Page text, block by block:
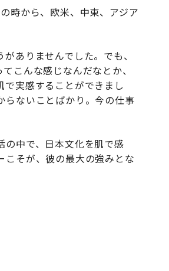
時から、欧米、中東、アジア
ありませんでした。でも、
こんな感じなんだなとか、
実感することができまし
らないことばかり。今の仕事
の中で、日本文化を肌で感
こそが、彼の最大の強みとな